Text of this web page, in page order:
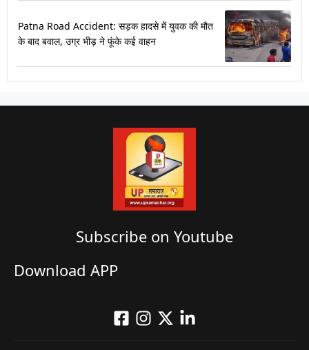
Patna Road Accident: सड़क हादसे में युवक की मौत
के बाद बवाल, उग्र भीड़ ने फूंके कई वाहन
Subscribe on Youtube​
Download APP